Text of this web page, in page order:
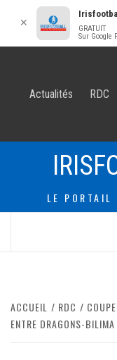
contenurActualités RDC
LE PORTAIL
ACCUEIL RDC
ENTRE DRAGONS-
✕
Irisfootball
GRATUIT
Sur Google